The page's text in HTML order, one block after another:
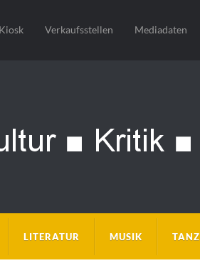
Kiosk Verkaufsstellen Mediadaten
LITERATUR MUSIK TANZ